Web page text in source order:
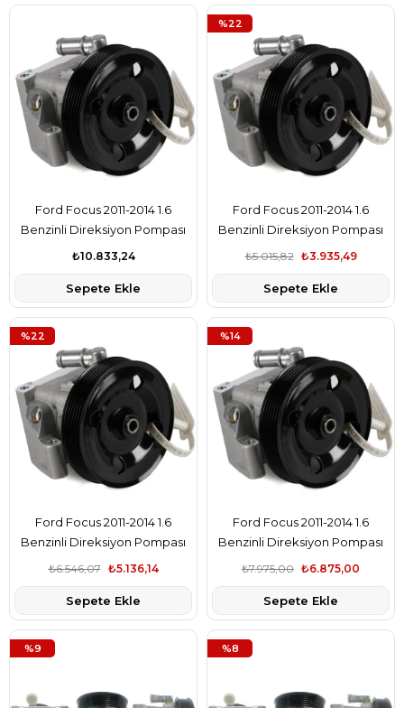
Ford Focus 2011-2014 1.6
Benzinli Direksiyon Pompası
Bosch Marka 4M513A696AE
₺10.833,24
Sepete Ekle
Ford Focus 2011-2014 1.6
Benzinli Direksiyon Pompası
Bsg Marka 4M513A696AE
₺3.935,49
₺5.015,82
Sepete Ekle
%22
Ford Focus 2011-2014 1.6
Benzinli Direksiyon Pompası
Hattat Marka 4M513A696AE
₺5.136,14
₺6.546,07
Sepete Ekle
%22
Ford Focus 2011-2014 1.6
Benzinli Direksiyon Pompası
Hella Marka 4M513A696AE
₺6.875,00
₺7.975,00
Sepete Ekle
%14
%9 %8